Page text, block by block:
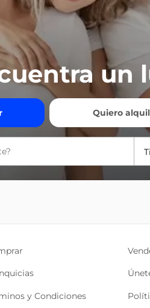
un
Quiero
y Condiciones